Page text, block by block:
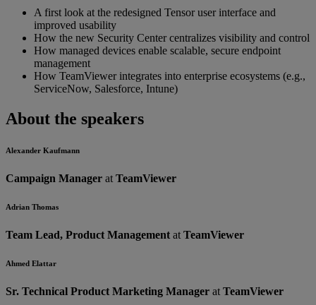
A first look at the redesigned Tensor user interface and
improved usability
How the new Security Center centralizes visibility and control
How managed devices enable scalable, secure endpoint
management
How TeamViewer integrates into enterprise ecosystems (e.g.,
ServiceNow, Salesforce, Intune)
About the speakers
Alexander Kaufmann
Campaign Manager at TeamViewer
Adrian Thomas
Team Lead, Product Management at TeamViewer
Ahmed Elattar
Sr. Technical Product Marketing Manager at TeamViewer